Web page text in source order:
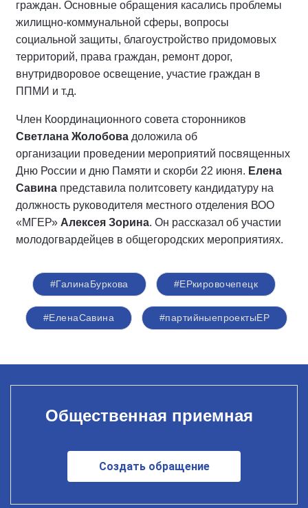
граждан. Основные обращения касались проблемы
жилищно-коммунальной сферы, вопросы
социальной защиты, благоустройство придомовых
территорий, права граждан, ремонт дорог,
внутридворовое освещение, участие граждан в
ППМИ и т.д.
Член Координационного совета сторонников
Светлана Жолобова доложила об
организации проведении мероприятий посвященных
Дню России и дню Памяти и скорби 22 июня. Елена
Савина представила политсовету кандидатуру на
должность руководителя местного отделения ВОО
«МГЕР» Алексея Зорина. Он рассказал об участии
молодогвардейцев в общегородских мероприятиях.
#ГалинаБуркова #ЕРкировочепецк
#ЕленаСавина #партийныепроектыЕР
Общественная приемная
Создать обращение